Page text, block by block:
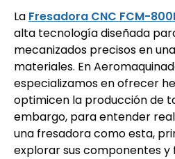
La Fresadora CNC FCM-
alta tecnología diseñada
mecanizados precisos en
materiales. En
especializamos en ofrecer
optimicen la producción de
embargo, para entender
una fresadora como esta,
explorar sus componentes y